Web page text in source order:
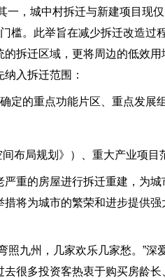
，城中村拆迁与新建项目现
槛。此举旨在减少拆迁改造过
拆迁区域，更将周边的低效
入拆迁范围：
定的重点功能片区、重点发展
布局规划》）、重大产业项目
重的房屋进行拆迁重建，为城
将为城市的繁荣和进步提供
九州，几家欢乐几家愁。”深
很多投资客热衷于购买房龄